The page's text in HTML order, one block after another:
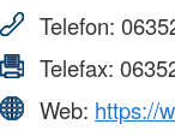
Telefon:
Telefax:
Web: https://